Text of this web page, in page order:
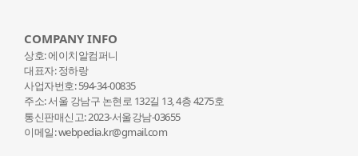
COMPANY INFO
상호: 에이치알컴퍼니
대표자: 정하랑
사업자번호: 594-34-00835
주소: 서울 강남구 논현로 132길 13, 4층 4275호
통신판매신고: 2023-서울강남-03655
이메일: webpedia.kr@gmail.com